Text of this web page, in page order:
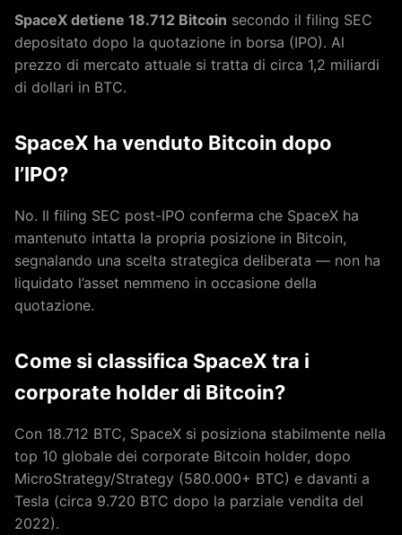
SpaceX detiene 18.712 Bitcoin secondo il filing SEC
depositato dopo la quotazione in borsa (IPO). Al
prezzo di mercato attuale si tratta di circa 1,2 miliardi
di dollari in BTC.
SpaceX ha venduto Bitcoin dopo
l’IPO?
No. Il filing SEC post-IPO conferma che SpaceX ha
mantenuto intatta la propria posizione in Bitcoin,
segnalando una scelta strategica deliberata — non ha
liquidato l’asset nemmeno in occasione della
quotazione.
Come si classifica SpaceX tra i
corporate holder di Bitcoin?
Con 18.712 BTC, SpaceX si posiziona stabilmente nella
top 10 globale dei corporate Bitcoin holder, dopo
MicroStrategy/Strategy (580.000+ BTC) e davanti a
Tesla (circa 9.720 BTC dopo la parziale vendita del
2022).